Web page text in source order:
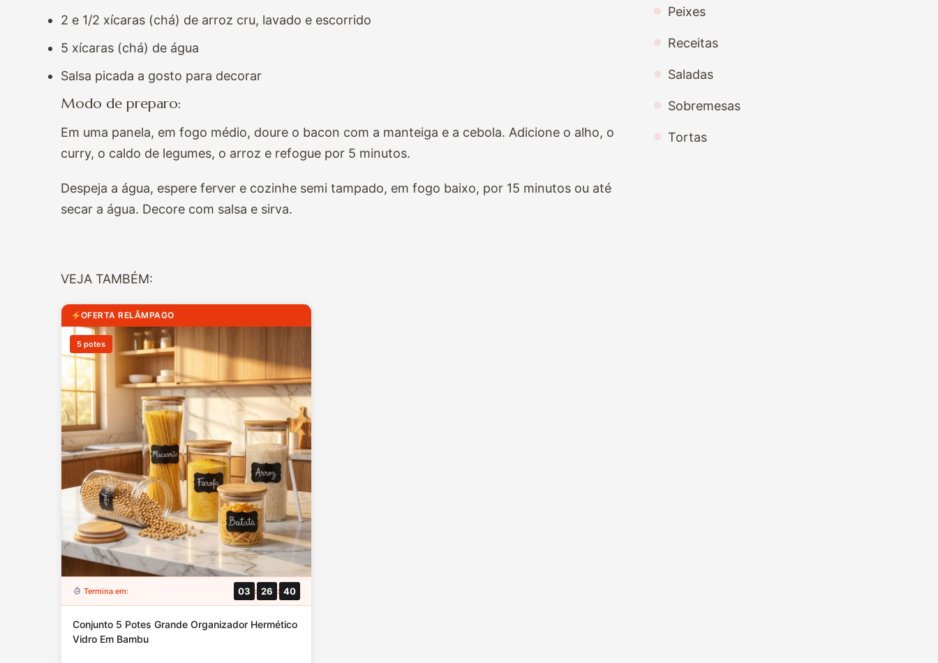
2 e 1/2 xícaras (chá) de arroz cru, lavado e escorrido
5 xícaras (chá) de água
Salsa picada a gosto para decorar
Modo de preparo:
Em uma panela, em fogo médio, doure o bacon com a manteiga e a cebola. Adicione o alho, o
curry, o caldo de legumes, o arroz e refogue por 5 minutos.
Despeja a água, espere ferver e cozinhe semi tampado, em fogo baixo, por 15 minutos ou até
secar a água. Decore com salsa e sirva.
VEJA TAMBÉM:
OFERTA RELÂMPAGO
5 potes
Termina em: 03 : 26 : 39
Conjunto 5 Potes Grande Organizador Hermético
Vidro Em Bambu
Peixes
Receitas
Saladas
Sobremesas
Tortas